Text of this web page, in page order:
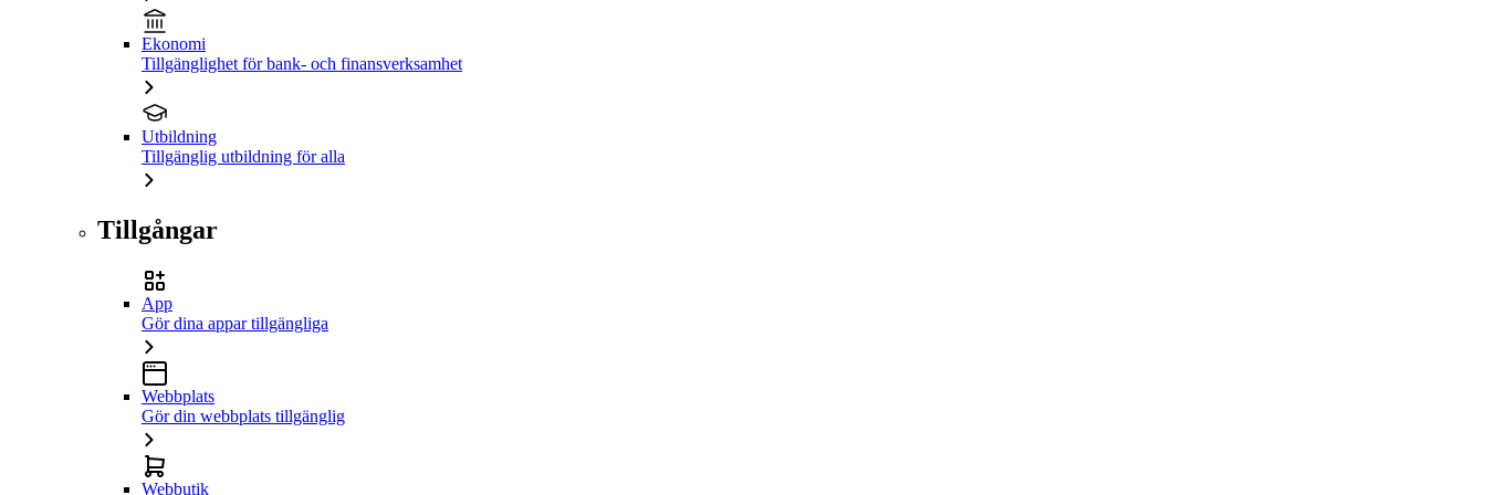
Ekonomi
Tillgänglighet för bank- och finansverksamhet
Utbildning
Tillgänglig utbildning för alla
Tillgångar
App
Gör dina appar tillgängliga
Webbplats
Gör din webbplats tillgänglig
Webbutik